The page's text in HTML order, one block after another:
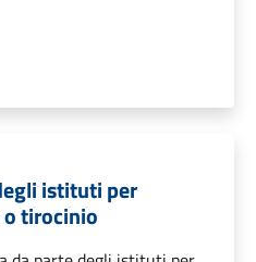
istituti per
tirocinio